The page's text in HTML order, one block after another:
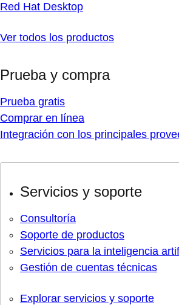
Red Hat Desktop
Ver todos los productos
Prueba y compra
Prueba gratis
Comprar en línea
Integración con los principales
Servicios y soporte
Consultoría
Soporte de productos
Servicios para la inteligencia
Gestión de cuentas técnicas
Explorar servicios y soporte